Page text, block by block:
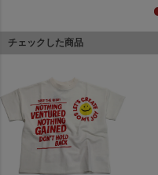
チェックした商品